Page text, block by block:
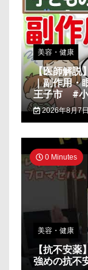
美容・健康
【医師解説
｜副作用・
王子市 #
2026年8月7
0 Minutes
美容・健康
【抗不安
強めの抗不